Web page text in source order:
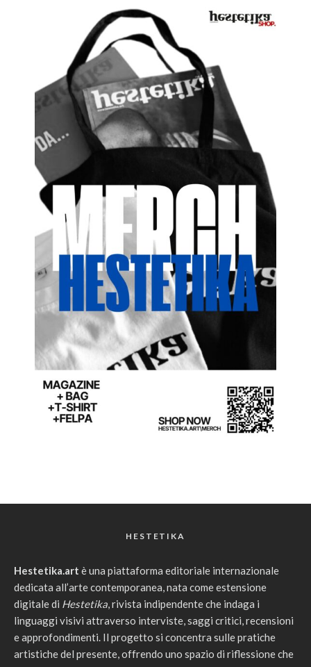
HESTETIKA
Hestetika.art è una piattaforma editoriale internazionale
dedicata all’arte contemporanea, nata come estensione
digitale di Hestetika, rivista indipendente che indaga i
linguaggi visivi attraverso interviste, saggi critici, recensioni
e approfondimenti. Il progetto si concentra sulle pratiche
artistiche del presente, offrendo uno spazio di riflessione che